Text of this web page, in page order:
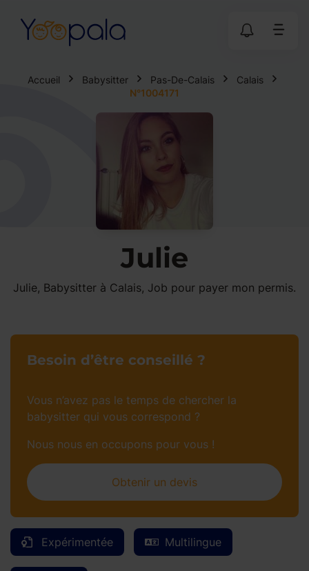
Accueil Babysitter Pas-De-Calais
Calais
N°1004171
Julie
Julie, Babysitter à Calais, Job pour payer mon permis.
Expérimentée Multilingue
Besoin d’être conseillé ?
Vous n’avez pas le temps de chercher la
babysitter qui vous correspond ?
Nous nous en occupons pour vous !
Obtenir un devis